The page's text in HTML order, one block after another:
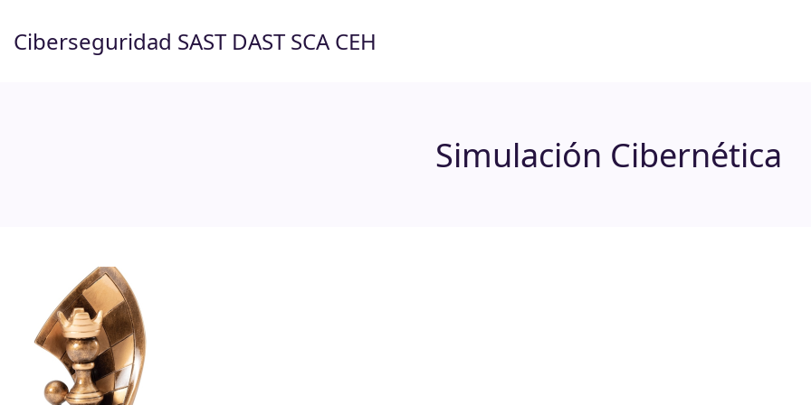
contenido
Ciberseguridad SAST DAST SCA CEH
Simulación Cibernética